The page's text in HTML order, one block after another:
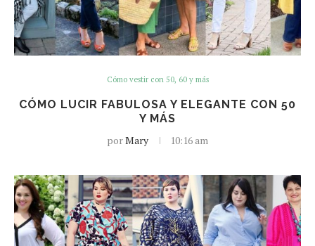
Cómo vestir con 50, 60 y más
CÓMO LUCIR FABULOSA Y ELEGANTE CON 50
Y MÁS
porMary 10:16 am